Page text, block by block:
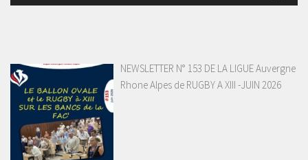
NEWSLETTER N° 153 DE LA LIGUE Auvergne
Rhone Alpes de RUGBY A XIII -JUIN 2026